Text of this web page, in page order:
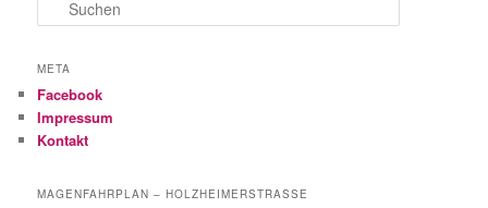
u
h
n
META
Facebook
Impressum
Kontakt
MAGENFAHRPLAN – HOLZHEIMERSTRASSE